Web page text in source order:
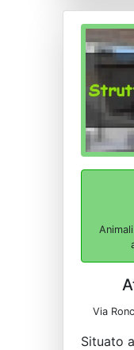
Via
Situato